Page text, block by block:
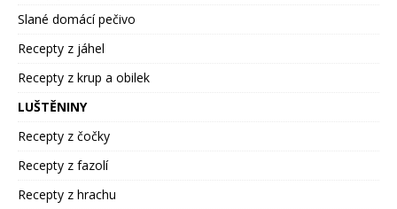
Slané domácí pečivo
Recepty z jáhel
Recepty z krup a obilek
LUŠTĚNINY
Recepty z čočky
Recepty z fazolí
Recepty z hrachu